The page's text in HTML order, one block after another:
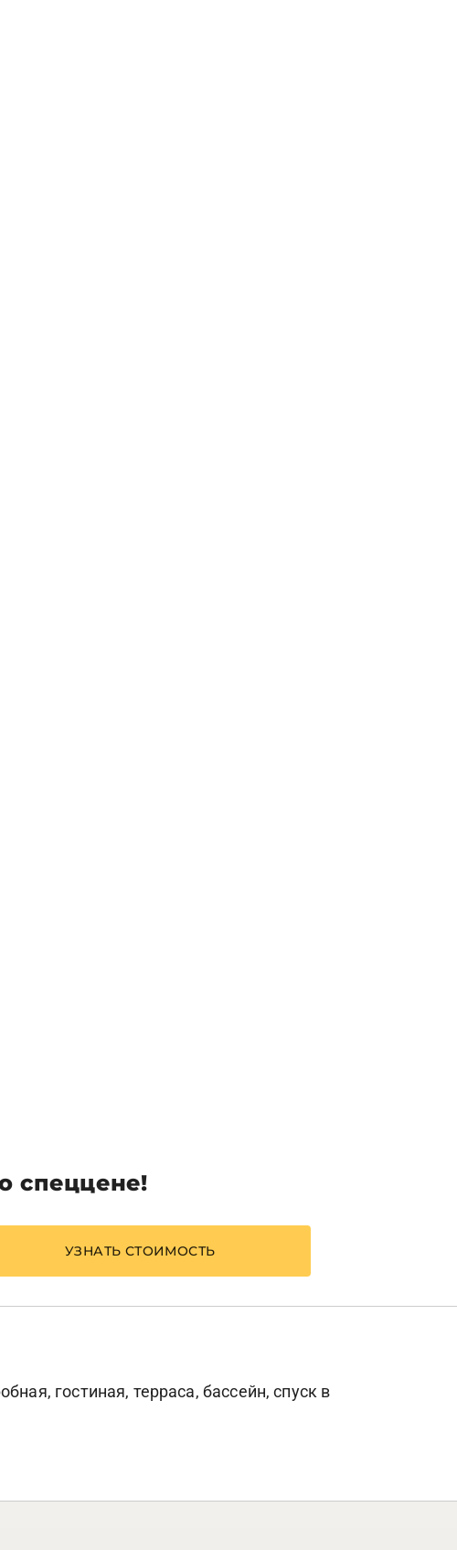
спеццене!
УЗНАТЬ СТОИМОСТЬ
гостиная, терраса, бассейн, спуск в